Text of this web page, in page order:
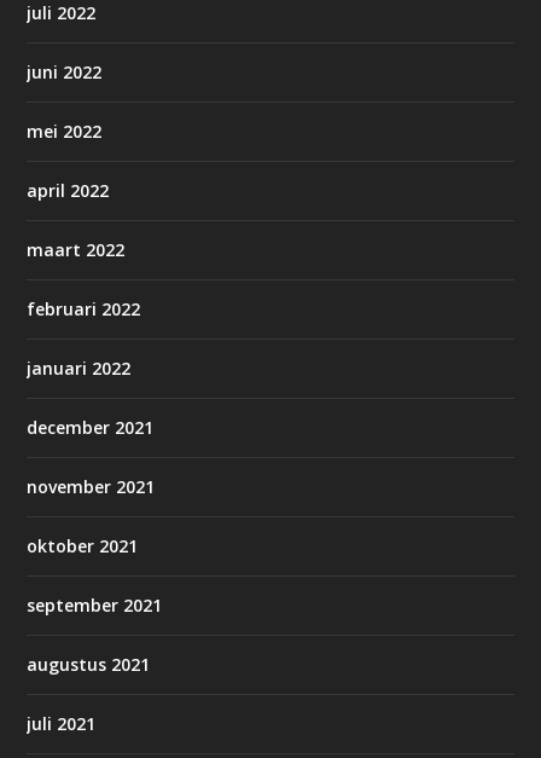
juli 2022
juni 2022
mei 2022
april 2022
maart 2022
februari 2022
januari 2022
december 2021
november 2021
oktober 2021
september 2021
augustus 2021
juli 2021